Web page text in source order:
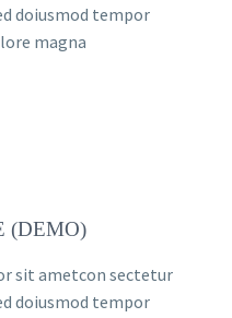
doiusmod tempor
magna
(DEMO)
sit ametcon sectetur
doiusmod tempor